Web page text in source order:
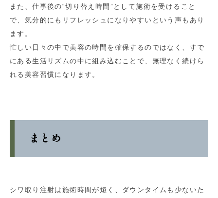
また、仕事後の“切り替え時間”として施術を受けること
で、気分的にもリフレッシュになりやすいという声もあり
ます。
忙しい日々の中で美容の時間を確保するのではなく、すで
にある生活リズムの中に組み込むことで、無理なく続けら
れる美容習慣になります。
まとめ
シワ取り注射は施術時間が短く、ダウンタイムも少ないた